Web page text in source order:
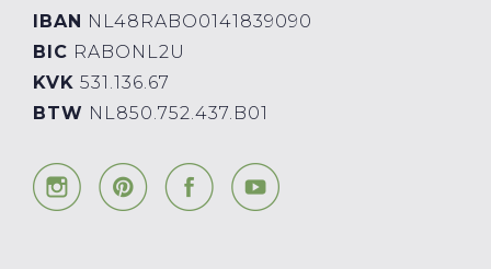
IBAN NL48RABO0141839090
BIC RABONL2U
KVK 531.136.67
BTW NL850.752.437.B01